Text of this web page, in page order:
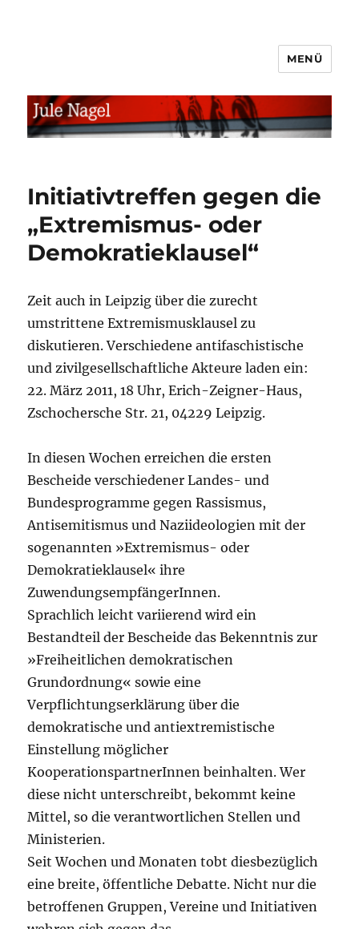
MENÜ
Initiativtreffen gegen die
„Extremismus- oder
Demokratieklausel“
Zeit auch in Leipzig über die zurecht
umstrittene Extremismusklausel zu
diskutieren. Verschiedene antifaschistische
und zivilgesellschaftliche Akteure laden ein:
22. März 2011, 18 Uhr, Erich-Zeigner-Haus,
Zschochersche Str. 21, 04229 Leipzig.
In diesen Wochen erreichen die ersten
Bescheide verschiedener Landes- und
Bundesprogramme gegen Rassismus,
Antisemitismus und Naziideologien mit der
sogenannten »Extremismus- oder
Demokratieklausel« ihre
ZuwendungsempfängerInnen.
Sprachlich leicht variierend wird ein
Bestandteil der Bescheide das Bekenntnis zur
»Freiheitlichen demokratischen
Grundordnung« sowie eine
Verpflichtungserklärung über die
demokratische und antiextremistische
Einstellung möglicher
KooperationspartnerInnen beinhalten. Wer
diese nicht unterschreibt, bekommt keine
Mittel, so die verantwortlichen Stellen und
Ministerien.
Seit Wochen und Monaten tobt diesbezüglich
eine breite, öffentliche Debatte. Nicht nur die
betroffenen Gruppen, Vereine und Initiativen